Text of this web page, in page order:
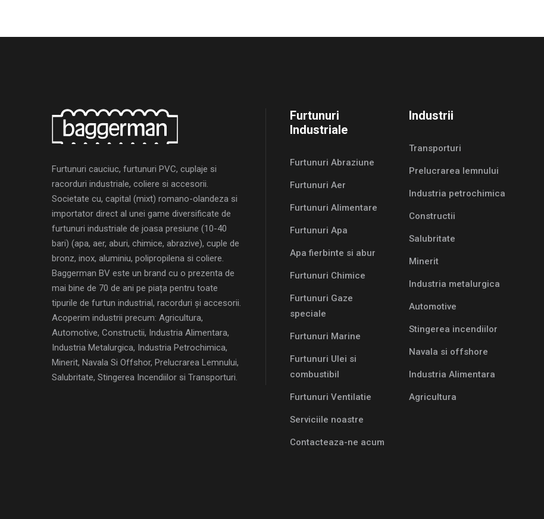
Furtunuri cauciuc, furtunuri PVC, cuplaje si
racorduri industriale, coliere si accesorii.
Societate cu, capital (mixt) romano-olandeza si
importator direct al unei game diversificate de
furtunuri industriale de joasa presiune (10-40
bari) (apa, aer, aburi, chimice, abrazive), cuple de
bronz, inox, aluminiu, polipropilena si coliere.
Baggerman BV este un brand cu o prezenta de
mai bine de 70 de ani pe piața pentru toate
tipurile de furtun industrial, racorduri și accesorii.
Acoperim industrii precum: Agricultura,
Automotive, Constructii, Industria Alimentara,
Industria Metalurgica, Industria Petrochimica,
Minerit, Navala Si Offshor, Prelucrarea Lemnului,
Salubritate, Stingerea Incendiilor si Transporturi.
Furtunuri
Industriale
Furtunuri Abraziune
Furtunuri Aer
Furtunuri Alimentare
Furtunuri Apa
Apa fierbinte si abur
Furtunuri Chimice
Furtunuri Gaze
speciale
Furtunuri Marine
Furtunuri Ulei si
combustibil
Furtunuri Ventilatie
Serviciile noastre
Contacteaza-ne acum
Industrii
Transporturi
Prelucrarea lemnului
Industria petrochimica
Constructii
Salubritate
Minerit
Industria metalurgica
Automotive
Stingerea incendiilor
Navala si offshore
Industria Alimentara
Agricultura